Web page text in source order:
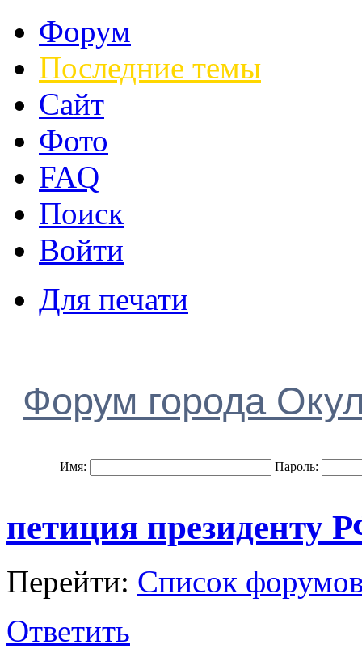
Форум
Последние темы
Сайт
Фото
FAQ
Поиск
Войти
Для печати
Форум города
Имя: Пароль:
петиция президенту
Перейти: Список
Ответить